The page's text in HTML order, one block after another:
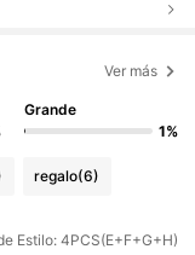
Ver más
Grande
1%
regalo(6)
Estilo: 4PCS(E+F+G+H)